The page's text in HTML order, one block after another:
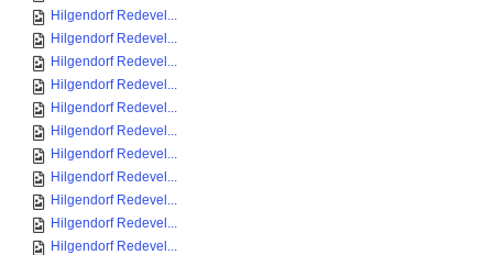
Hilgendorf Redevel...
Hilgendorf Redevel...
Hilgendorf Redevel...
Hilgendorf Redevel...
Hilgendorf Redevel...
Hilgendorf Redevel...
Hilgendorf Redevel...
Hilgendorf Redevel...
Hilgendorf Redevel...
Hilgendorf Redevel...
Hilgendorf Redevel...